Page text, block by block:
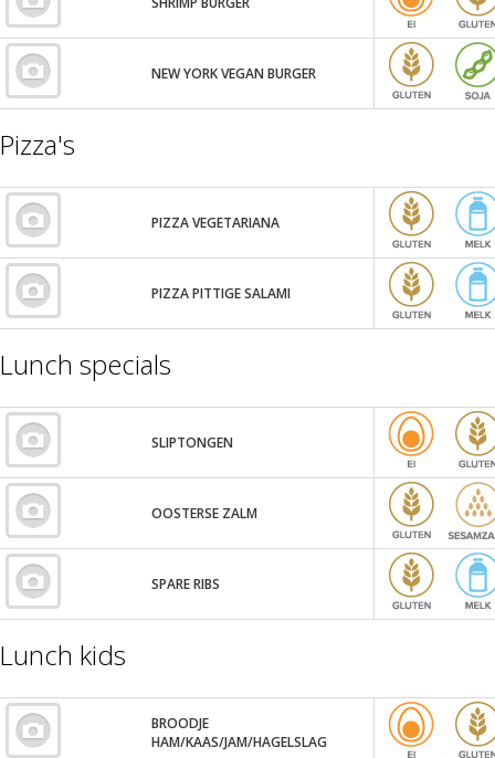
NEW YORK VEGAN BURGER
Pizza's
PIZZA VEGETARIANA
PIZZA PITTIGE SALAMI
Lunch specials
SLIPTONGEN
OOSTERSE ZALM
SPARE RIBS
Lunch kids
BROODJE
HAM/KAAS/JAM/HAGELSLAG